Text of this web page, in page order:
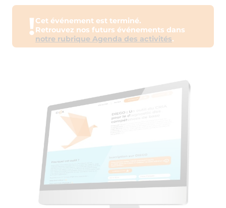
!Cet événement est terminé.
Retrouvez nos futurs événements dans
notre rubrique Agenda des activités.